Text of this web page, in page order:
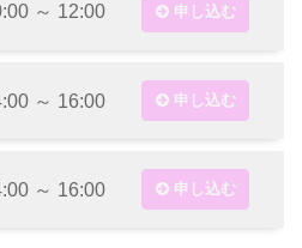
～ 12:00 申し込む
～ 16:00 申し込む
～ 16:00 申し込む